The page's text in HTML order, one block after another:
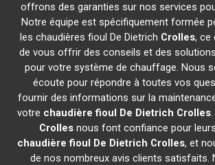
offrons des garanties sur nos services
Notre équipe est spécifiquement formée
les chaudières fioul De Dietrich Crolles, ce
de vous offrir des conseils et des
pour votre système de chauffage. Nous
écoute pour répondre à toutes vos
fournir des informations sur la
votre chaudière fioul De Dietrich Crolles
Crollesnous font confiance pour
chaudière fioul De Dietrich Crolles, et
de nos nombreux avis clients satisfaits.